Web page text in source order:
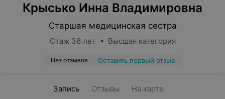
Крысько Инна Владимировна
Старшая медицинская сестра
Стаж 36 лет • Высшая категория
Нет отзывов Оставить первый отзыв
Запись Отзывы На карте